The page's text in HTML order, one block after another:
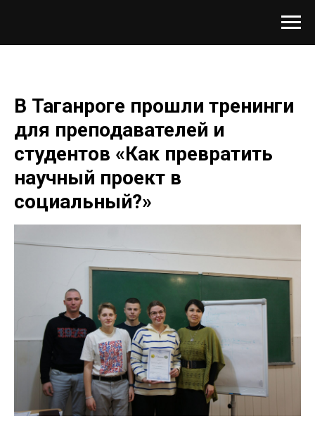
В Таганроге прошли тренинги
для преподавателей и
студентов «Как превратить
научный проект в
социальный?»